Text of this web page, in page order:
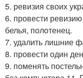
5. ревизия своих
6. провести
белья, полотенец.
7. удалить лишние
8. провести один
9. поменять